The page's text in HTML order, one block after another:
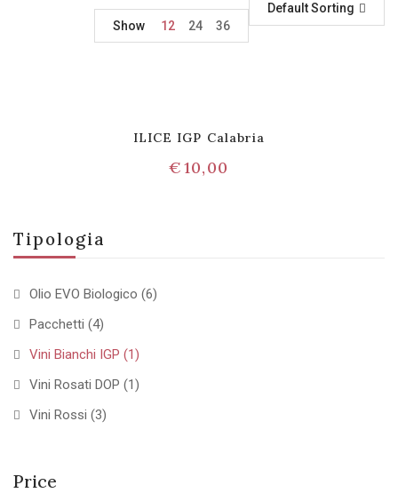
Tipologia
Olio EVO Biologico (6)
Pacchetti (4)
Vini Bianchi IGP (1)
Vini Rosati DOP (1)
Vini Rossi (3)
Price
Default Sorting
Show
12 24 36
ILICE IGP Calabria
€10,00